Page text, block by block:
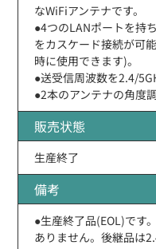
なWiFiアンテナです。
●4つのLANポートを持
をカスケード接続が可
時に使用できます)。
●送受信周波数を2.4/
●2本のアンテナの角度
販売状態
生産終了
備考
●生産終了品(EOL)です
ありません。後継品は